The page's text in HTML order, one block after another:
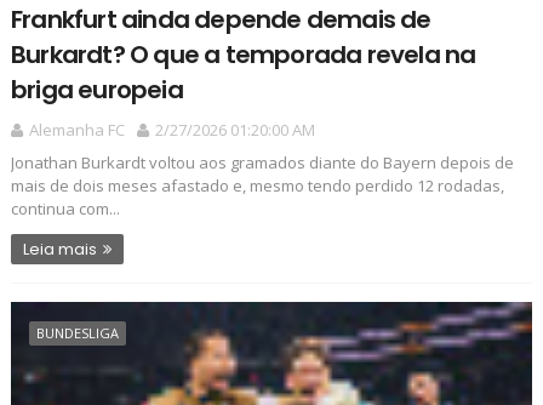
Frankfurt ainda depende demais de
Burkardt? O que a temporada revela na
briga europeia
Alemanha FC
2/27/2026 01:20:00 AM
Jonathan Burkardt voltou aos gramados diante do Bayern depois de
mais de dois meses afastado e, mesmo tendo perdido 12 rodadas,
continua com...
Leia mais
BUNDESLIGA